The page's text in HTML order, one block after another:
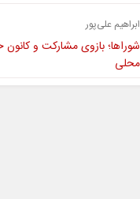
ابراهیم علی‌پور
شوراها؛ بازوی مشارکت و
محلی